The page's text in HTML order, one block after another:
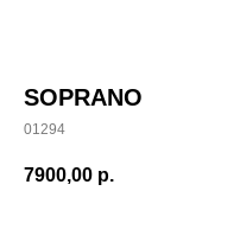
SOPRANO
01294
7900,00 р.